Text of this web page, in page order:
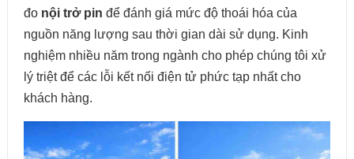
đo nội trở pin để đánh giá mức độ thoái hóa của
nguồn năng lượng sau thời gian dài sử dụng. Kinh
nghiệm nhiều năm trong ngành cho phép chúng tôi xử
lý triệt để các lỗi kết nối điện tử phức tạp nhất cho
khách hàng.